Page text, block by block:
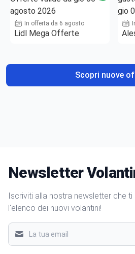
In offerta da 6 agosto
Lidl Mega Offerte
Scopri nuove
Newsletter
Iscriviti alla nostra newsletter che
l'elenco dei nuovi volantini!